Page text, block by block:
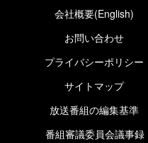
会社概要(English)
お問い合わせ
プライバシーポリシー
サイトマップ
放送番組の編集基準
番組審議委員会議事録